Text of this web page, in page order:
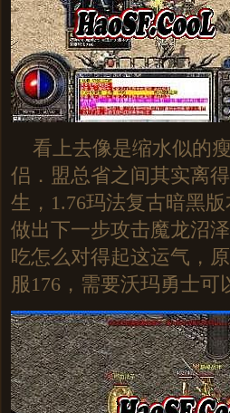
看上去像是缩水似的
侣．盟总省之间其实离
生，1.76玛法复古暗黑
做出下一步攻击魔龙沼
吃怎么对得起这运气，
服176，需要沃玛勇士